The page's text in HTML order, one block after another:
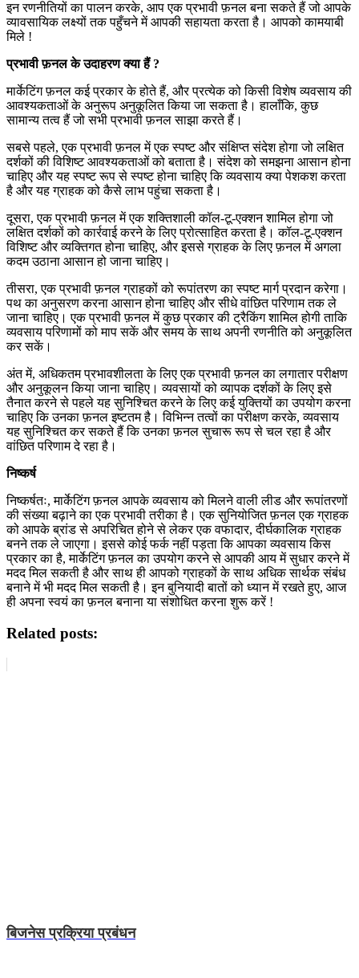
इन रणनीतियों का पालन करके, आप एक प्रभावी फ़नल बना सकते हैं जो आपके
व्यावसायिक लक्ष्यों तक पहुँचने में आपकी सहायता करता है। आपको कामयाबी
मिले !
प्रभावी फ़नल के उदाहरण क्या हैं ?
मार्केटिंग फ़नल कई प्रकार के होते हैं, और प्रत्येक को किसी विशेष व्यवसाय की
आवश्यकताओं के अनुरूप अनुकूलित किया जा सकता है। हालाँकि, कुछ
सामान्य तत्व हैं जो सभी प्रभावी फ़नल साझा करते हैं।
सबसे पहले, एक प्रभावी फ़नल में एक स्पष्ट और संक्षिप्त संदेश होगा जो लक्षित
दर्शकों की विशिष्ट आवश्यकताओं को बताता है। संदेश को समझना आसान होना
चाहिए और यह स्पष्ट रूप से स्पष्ट होना चाहिए कि व्यवसाय क्या पेशकश करता
है और यह ग्राहक को कैसे लाभ पहुंचा सकता है।
दूसरा, एक प्रभावी फ़नल में एक शक्तिशाली कॉल-टू-एक्शन शामिल होगा जो
लक्षित दर्शकों को कार्रवाई करने के लिए प्रोत्साहित करता है। कॉल-टू-एक्शन
विशिष्ट और व्यक्तिगत होना चाहिए, और इससे ग्राहक के लिए फ़नल में अगला
कदम उठाना आसान हो जाना चाहिए।
तीसरा, एक प्रभावी फ़नल ग्राहकों को रूपांतरण का स्पष्ट मार्ग प्रदान करेगा।
पथ का अनुसरण करना आसान होना चाहिए और सीधे वांछित परिणाम तक ले
जाना चाहिए। एक प्रभावी फ़नल में कुछ प्रकार की ट्रैकिंग शामिल होगी ताकि
व्यवसाय परिणामों को माप सकें और समय के साथ अपनी रणनीति को अनुकूलित
कर सकें।
अंत में, अधिकतम प्रभावशीलता के लिए एक प्रभावी फ़नल का लगातार परीक्षण
और अनुकूलन किया जाना चाहिए। व्यवसायों को व्यापक दर्शकों के लिए इसे
तैनात करने से पहले यह सुनिश्चित करने के लिए कई युक्तियों का उपयोग करना
चाहिए कि उनका फ़नल इष्टतम है। विभिन्न तत्वों का परीक्षण करके, व्यवसाय
यह सुनिश्चित कर सकते हैं कि उनका फ़नल सुचारू रूप से चल रहा है और
वांछित परिणाम दे रहा है।
निष्कर्ष
निष्कर्षतः, मार्केटिंग फ़नल आपके व्यवसाय को मिलने वाली लीड और रूपांतरणों
की संख्या बढ़ाने का एक प्रभावी तरीका है। एक सुनियोजित फ़नल एक ग्राहक
को आपके ब्रांड से अपरिचित होने से लेकर एक वफादार, दीर्घकालिक ग्राहक
बनने तक ले जाएगा। इससे कोई फर्क नहीं पड़ता कि आपका व्यवसाय किस
प्रकार का है, मार्केटिंग फ़नल का उपयोग करने से आपकी आय में सुधार करने में
मदद मिल सकती है और साथ ही आपको ग्राहकों के साथ अधिक सार्थक संबंध
बनाने में भी मदद मिल सकती है। इन बुनियादी बातों को ध्यान में रखते हुए, आज
ही अपना स्वयं का फ़नल बनाना या संशोधित करना शुरू करें !
Related posts:
बिजनेस प्रक्रिया प्रबंधन